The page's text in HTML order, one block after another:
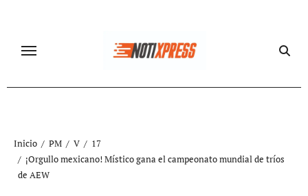
contenido
Inicio PM V
17
¡Orgullo mexicano! Místico gana el campeonato mundial de tríos
de AEW